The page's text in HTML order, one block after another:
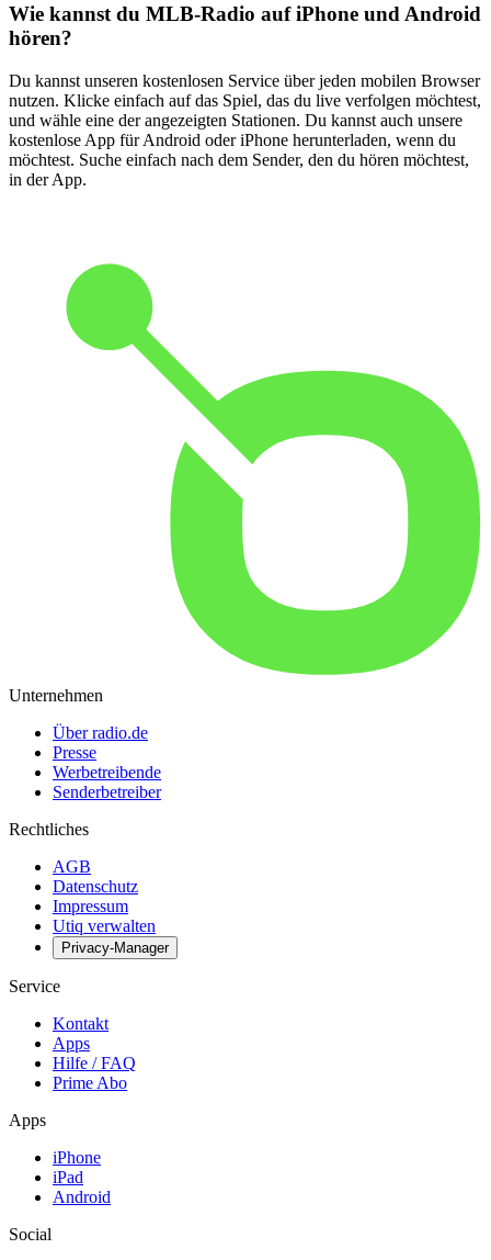
Wie kannst du MLB-Radio auf iPhone und Android
hören?
Du kannst unseren kostenlosen Service über jeden mobilen Browser
nutzen. Klicke einfach auf das Spiel, das du live verfolgen möchtest,
und wähle eine der angezeigten Stationen. Du kannst auch unsere
kostenlose App für Android oder iPhone herunterladen, wenn du
möchtest. Suche einfach nach dem Sender, den du hören möchtest,
in der App.
Unternehmen
Über radio.de
Presse
Werbetreibende
Senderbetreiber
Rechtliches
AGB
Datenschutz
Impressum
Utiq verwalten
Privacy-Manager
Service
Kontakt
Apps
Hilfe / FAQ
Prime Abo
Apps
iPhone
iPad
Android
Social